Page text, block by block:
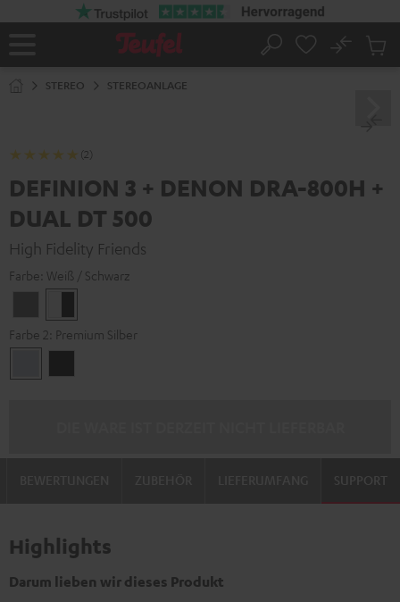
Startseite
Suche
No
STEREO STEREOANLAGE
(2)
DEFINION 3 + DENON DRA-800H +
DUAL DT 500
High Fidelity Friends
Farbe: Weiß / Schwarz
/
Schwarz
Farbe 2: Premium Silber
Silber
SUPPORT
Highlights
Darum lieben wir dieses Produkt